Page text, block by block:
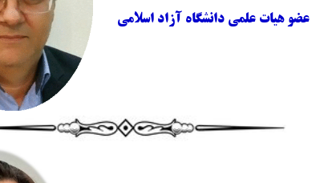
عضو هیات علمی دانشگاه آزاد اسلامی